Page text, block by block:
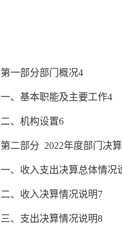
第一部分部门概况4
一、基本职能及主要工作4
二、机构设置6
第二部分 2022年度部门决
一、 收入支出决算总体情况
二、 收入决算情况说明7
三、 支出决算情况说明8